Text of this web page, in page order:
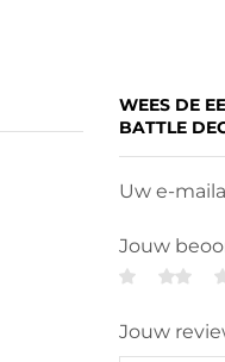
WEES DE
BATTLE
Uw e-
Jouw
Jouw